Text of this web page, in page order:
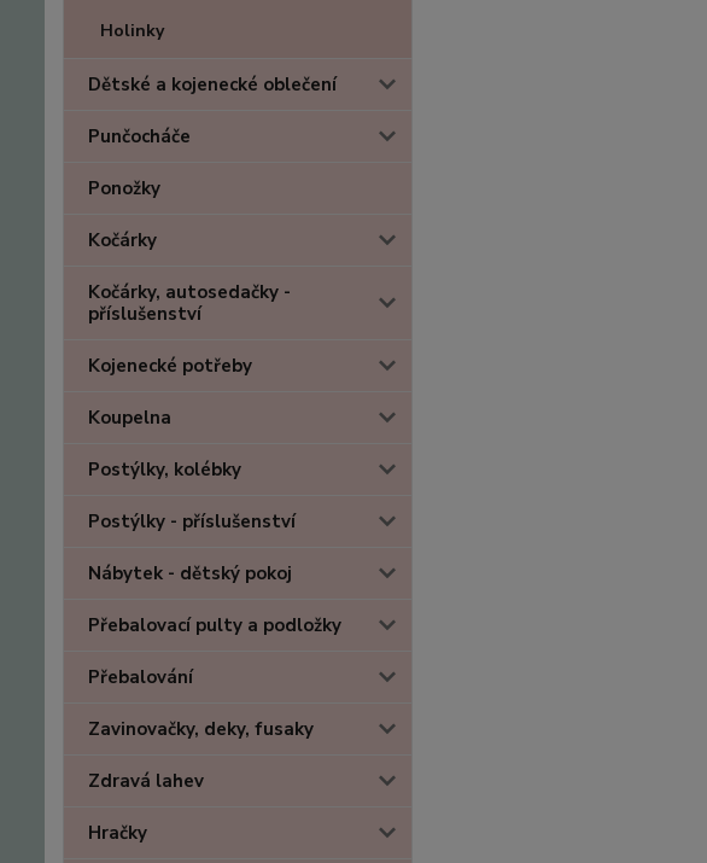
Holinky
Dětské a kojenecké oblečení
Punčocháče
Ponožky
Kočárky
Kočárky, autosedačky -
příslušenství
Kojenecké potřeby
Koupelna
Postýlky, kolébky
Postýlky - příslušenství
Nábytek - dětský pokoj
Přebalovací pulty a podložky
Přebalování
Zavinovačky, deky, fusaky
Zdravá lahev
Hračky